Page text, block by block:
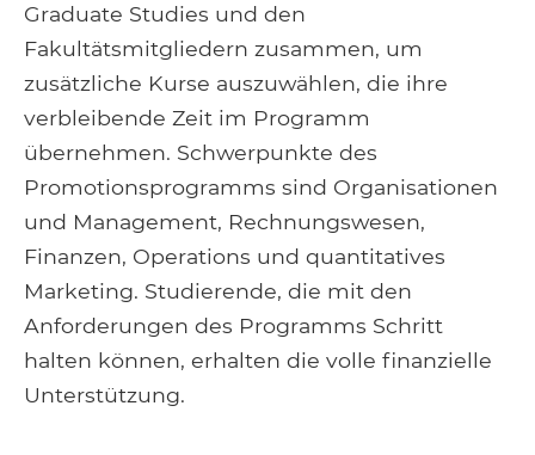
Graduate Studies und den
Fakultätsmitgliedern zusammen, um
zusätzliche Kurse auszuwählen, die ihre
verbleibende Zeit im Programm
übernehmen. Schwerpunkte des
Promotionsprogramms sind Organisationen
und Management, Rechnungswesen,
Finanzen, Operations und quantitatives
Marketing. Studierende, die mit den
Anforderungen des Programms Schritt
halten können, erhalten die volle finanzielle
Unterstützung.